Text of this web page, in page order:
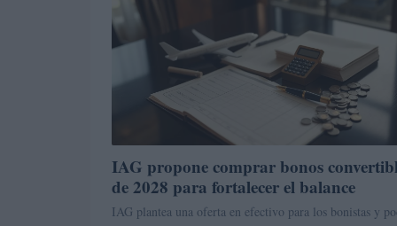
IAG propone comprar bonos
de 2028 para fortalecer el balance
IAG plantea una oferta en efectivo para los bonistas y